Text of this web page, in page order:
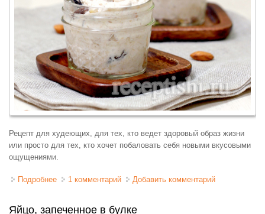
Рецепт для худеющих, для тех, кто ведет здоровый образ жизни
или просто для тех, кто хочет побаловать себя новыми вкусовыми
ощущениями.
Подробнее о Мюсли на йогурте
1 комментарий Добавить комментарий
Яйцо, запеченное в булке